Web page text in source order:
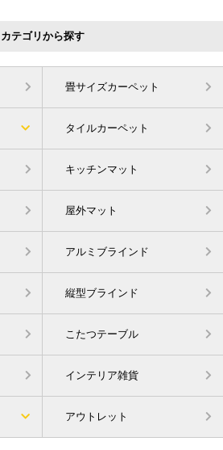
カテゴリから探す
畳サイズカーペット
タイルカーペット
キッチンマット
屋外マット
アルミブラインド
縦型ブラインド
こたつテーブル
インテリア雑貨
アウトレット